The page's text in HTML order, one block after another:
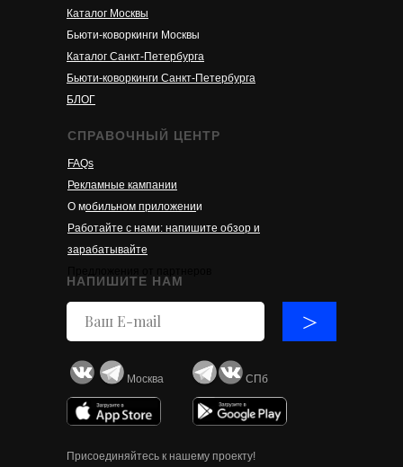
Каталог Москвы
Бьюти-коворкинги Москвы
Каталог Санкт-Петербурга
Бьюти-коворкинги Санкт-Петербурга
БЛОГ
СПРАВОЧНЫЙ ЦЕНТР
FAQs
Рекламные кампании
О мобильном приложении
Работайте с нами: напишите обзор и
зарабатывайте
>
Присоединяйтесь к нашему проекту!
НАПИШИТЕ НАМ
Москва СПб